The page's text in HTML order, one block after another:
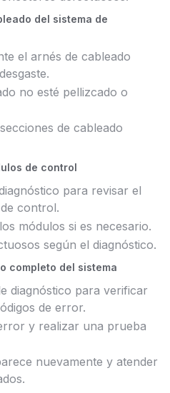
del sistema de
el arnés de cableado
no esté pellizcado o
de cableado
de control
para revisar el
control.
módulos si es necesario.
según el diagnóstico.
completo del sistema
diagnóstico para verificar
de error.
y realizar una prueba
nuevamente y atender